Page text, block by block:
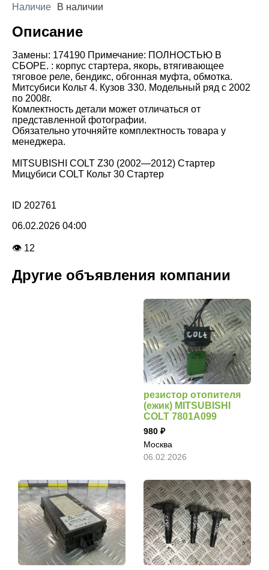
Наличие
В наличии
Описание
Замены: 174190 Примечание: ПОЛНОСТЬЮ В
СБОРЕ. : корпус стартера, якорь, втягивающее
тяговое реле, бендикс, обгонная муфта, обмотка.
Митсубиси Кольт 4. Кузов З30. Модельный ряд с 2002
по 2008г.
Комлектность детали может отличаться от
представленной фотографии.
Обязательно уточняйте комплектность товара у
менеджера.
MITSUBISHI COLT Z30 (2002—2012) Стартер
Мицубиси COLT Кольт 30 Стартер
ID 202761
06.02.2026 04:00
👁 12
Другие объявления компании
резистор отопителя
(ежик) MITSUBISHI
COLT 7801A099
980
Москва
06.02.2026